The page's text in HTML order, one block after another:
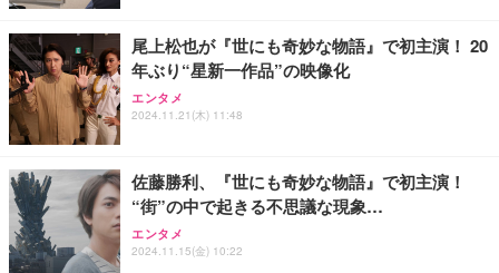
スパイカメラ探知機ファインダー、 家庭用および保
護用、 操作およびスキャンデバイス付き車用隠しカ
メラファインダー
Vlog アクションカメラ、回転レンズ付き、フロント
スクリーン、Type-C 充電、毎日の Vlog 用 1080P
ハンドヘルドカメラ ポケットサイクリング映像 毎日
の Vlog
￥7,830
尾上松也が『世にも奇妙な物語』で初主演！ 20
年ぶり“星新一作品”の映像化
エンタメ
2024.11.21(木) 11:48
佐藤勝利、『世にも奇妙な物語』で初主演！
“街”の中で起きる不思議な現象…
エンタメ
2024.11.15(金) 10:22